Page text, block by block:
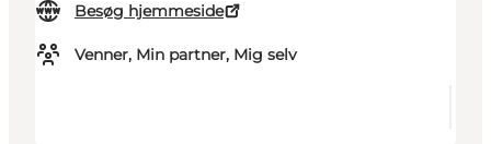
Besøg hjemmeside
Venner, Min partner, Mig selv